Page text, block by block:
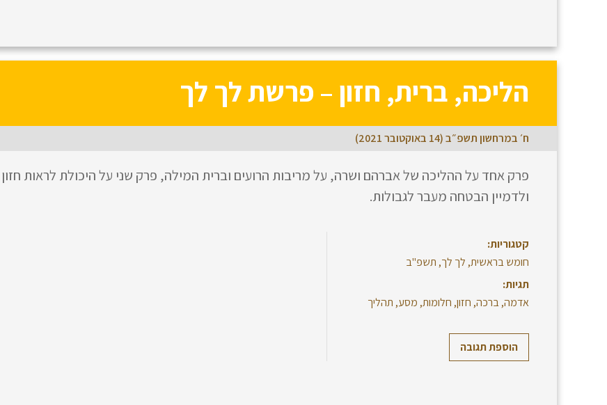
הליכה, ברית, חזון – פרשת לך לך
ח׳ במרחשון תשפ״ב (14 באוקטובר 2021)
פרק אחד על ההליכה של אברהם ושרה, על מריבות הרועים וברית המילה, פרק שני על היכולת לראות חזון
ולדמיין הבטחה מעבר לגבולות.
קטגוריות:
חומש בראשית, לך לך, תשפ"ב
תגיות:
אדמה,ברכה, חזון, חלומות, מסע, תהליך
הוספת תגובה